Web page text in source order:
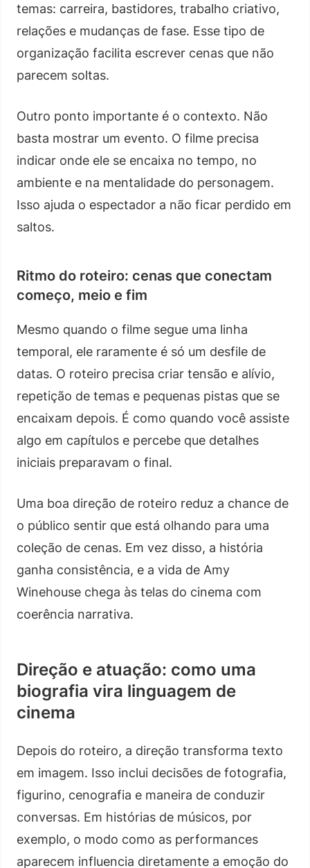
temas: carreira, bastidores, trabalho criativo,
relações e mudanças de fase. Esse tipo de
organização facilita escrever cenas que não
parecem soltas.
Outro ponto importante é o contexto. Não
basta mostrar um evento. O filme precisa
indicar onde ele se encaixa no tempo, no
ambiente e na mentalidade do personagem.
Isso ajuda o espectador a não ficar perdido em
saltos.
Ritmo do roteiro: cenas que conectam
começo, meio e fim
Mesmo quando o filme segue uma linha
temporal, ele raramente é só um desfile de
datas. O roteiro precisa criar tensão e alívio,
repetição de temas e pequenas pistas que se
encaixam depois. É como quando você assiste
algo em capítulos e percebe que detalhes
iniciais preparavam o final.
Uma boa direção de roteiro reduz a chance de
o público sentir que está olhando para uma
coleção de cenas. Em vez disso, a história
ganha consistência, e a vida de Amy
Winehouse chega às telas do cinema com
coerência narrativa.
Direção e atuação: como uma
biografia vira linguagem de
cinema
Depois do roteiro, a direção transforma texto
em imagem. Isso inclui decisões de fotografia,
figurino, cenografia e maneira de conduzir
conversas. Em histórias de músicos, por
exemplo, o modo como as performances
aparecem influencia diretamente a emoção do